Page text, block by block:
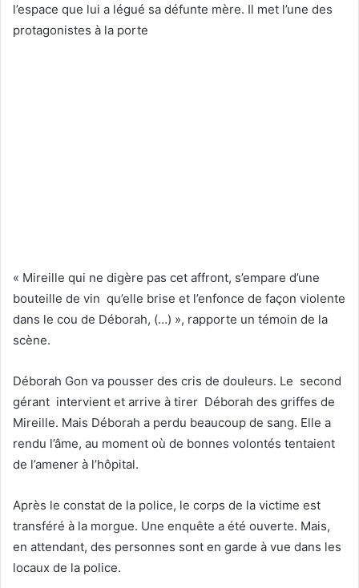
l’espace que lui a légué sa défunte mère. Il met l’une des
protagonistes à la porte
« Mireille qui ne digère pas cet affront, s’empare d’une
bouteille de vin qu’elle brise et l’enfonce de façon violente
dans le cou de Déborah, (…) », rapporte un témoin de la
scène.
Déborah Gon va pousser des cris de douleurs. Le second
gérant intervient et arrive à tirer Déborah des griffes de
Mireille. Mais Déborah a perdu beaucoup de sang. Elle a
rendu l’âme, au moment où de bonnes volontés tentaient
de l’amener à l’hôpital.
Après le constat de la police, le corps de la victime est
transféré à la morgue. Une enquête a été ouverte. Mais,
en attendant, des personnes sont en garde à vue dans les
locaux de la police.